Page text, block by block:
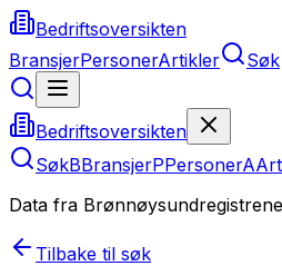
Bedriftsoversikten
BransjerPersonerArtikler Søk
Bedriftsoversikten
SøkBBransjerPPersonerA
Data fra Brønnøysundregistrene
Tilbake til søk